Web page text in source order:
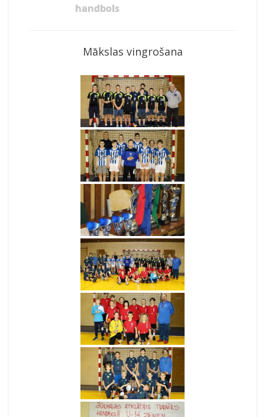
handbols
Mākslas vingrošana